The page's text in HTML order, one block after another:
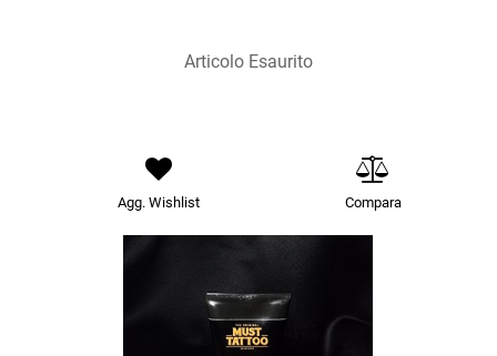
Articolo Esaurito
Agg. Wishlist Compara